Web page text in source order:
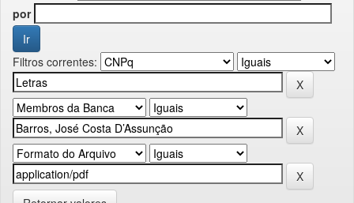
por
Filtros correntes: